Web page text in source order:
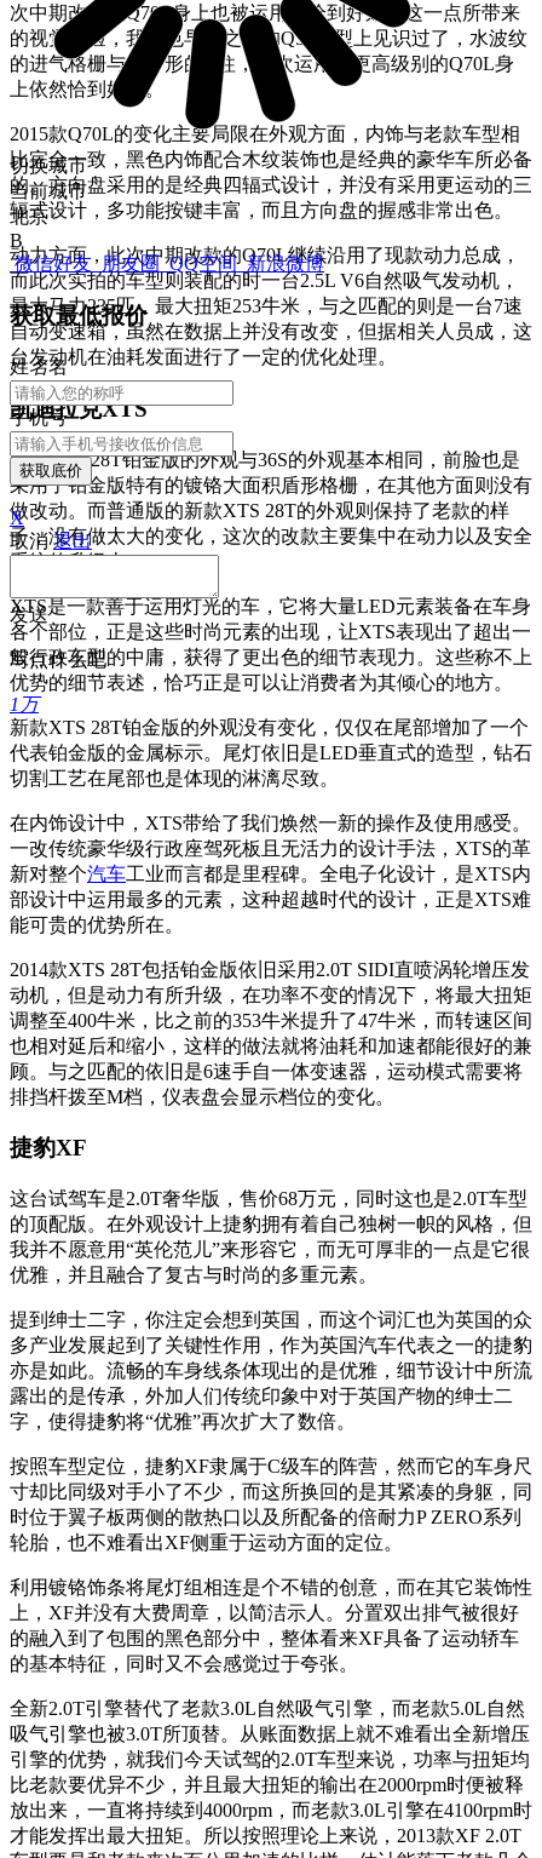
次中期改款的Q70L身上也被运用的恰到好处，这一点所带来
的视觉体验，我们也早在之前的Q50车型上见识过了，水波纹
的进气格栅与弯月形的C柱，再次运用到更高级别的Q70L身
上依然恰到好处。
2015款Q70L的变化主要局限在外观方面，内饰与老款车型相
比完全一致，黑色内饰配合木纹装饰也是经典的豪华车所必备
的。方向盘采用的是经典四辐式设计，并没有采用更运动的三
辐式设计，多功能按键丰富，而且方向盘的握感非常出色。
动力方面，此次中期改款的Q70L继续沿用了现款动力总成，
而此次实拍的车型则装配的时一台2.5L V6自然吸气发动机，
最大马力235匹，最大扭矩253牛米，与之匹配的则是一台7速
自动变速箱，虽然在数据上并没有改变，但据相关人员成，这
台发动机在油耗发面进行了一定的优化处理。
凯迪拉克XTS
新款XTS 28T铂金版的外观与36S的外观基本相同，前脸也是
采用了铂金版特有的镀铬大面积盾形格栅，在其他方面则没有
做改动。而普通版的新款XTS 28T的外观则保持了老款的样
子，没有做太大的变化，这次的改款主要集中在动力以及安全
系统的升级上。
XTS是一款善于运用灯光的车，它将大量LED元素装备在车身
各个部位，正是这些时尚元素的出现，让XTS表现出了超出一
般行政车型的中庸，获得了更出色的细节表现力。这些称不上
优势的细节表述，恰巧正是可以让消费者为其倾心的地方。
新款XTS 28T铂金版的外观没有变化，仅仅在尾部增加了一个
代表铂金版的金属标示。尾灯依旧是LED垂直式的造型，钻石
切割工艺在尾部也是体现的淋漓尽致。
在内饰设计中，XTS带给了我们焕然一新的操作及使用感受。
一改传统豪华级行政座驾死板且无活力的设计手法，XTS的革
新对整个汽车工业而言都是里程碑。全电子化设计，是XTS内
部设计中运用最多的元素，这种超越时代的设计，正是XTS难
能可贵的优势所在。
2014款XTS 28T包括铂金版依旧采用2.0T SIDI直喷涡轮增压发
动机，但是动力有所升级，在功率不变的情况下，将最大扭矩
调整至400牛米，比之前的353牛米提升了47牛米，而转速区间
也相对延后和缩小，这样的做法就将油耗和加速都能很好的兼
顾。与之匹配的依旧是6速手自一体变速器，运动模式需要将
排挡杆拨至M档，仪表盘会显示档位的变化。
捷豹XF
这台试驾车是2.0T奢华版，售价68万元，同时这也是2.0T车型
的顶配版。在外观设计上捷豹拥有着自己独树一帜的风格，但
我并不愿意用“英伦范儿”来形容它，而无可厚非的一点是它很
优雅，并且融合了复古与时尚的多重元素。
提到绅士二字，你注定会想到英国，而这个词汇也为英国的众
多产业发展起到了关键性作用，作为英国汽车代表之一的捷豹
亦是如此。流畅的车身线条体现出的是优雅，细节设计中所流
露出的是传承，外加人们传统印象中对于英国产物的绅士二
字，使得捷豹将“优雅”再次扩大了数倍。
按照车型定位，捷豹XF隶属于C级车的阵营，然而它的车身尺
寸却比同级对手小了不少，而这所换回的是其紧凑的身躯，同
时位于翼子板两侧的散热口以及所配备的倍耐力P ZERO系列
轮胎，也不难看出XF侧重于运动方面的定位。
利用镀铬饰条将尾灯组相连是个不错的创意，而在其它装饰性
上，XF并没有大费周章，以简洁示人。分置双出排气被很好
的融入到了包围的黑色部分中，整体看来XF具备了运动轿车
的基本特征，同时又不会感觉过于夸张。
全新2.0T引擎替代了老款3.0L自然吸气引擎，而老款5.0L自然
吸气引擎也被3.0T所顶替。从账面数据上就不难看出全新增压
引擎的优势，就我们今天试驾的2.0T车型来说，功率与扭矩均
比老款要优异不少，并且最大扭矩的输出在2000rpm时便被释
放出来，一直将持续到4000rpm，而老款3.0L引擎在4100rpm时
才能发挥出最大扭矩。所以按照理论上来说，2013款XF 2.0T
切换城市
当前城市
北京
B
微信好友 朋友圈 QQ空间 新浪微博
获取最低报价
姓名名
手机号
获取底价
X
取消 退出
发送
写点什么吧
1万